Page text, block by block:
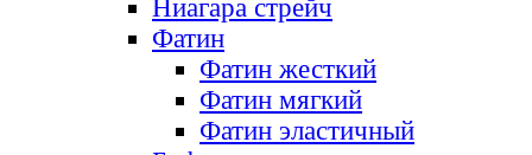
Ниагара стрейч
Фатин
Фатин жесткий
Фатин мягкий
Фатин элаcтичный